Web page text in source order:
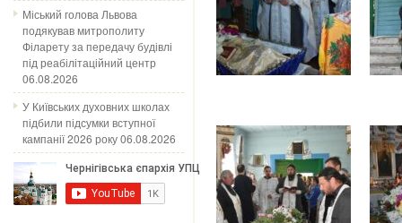
Міський голова Львова
подякував митрополиту
Філарету за передачу будівлі
під реабілітаційний центр
06.08.2026
У Київських духовних школах
підбили підсумки вступної
кампанії 2026 року06.08.2026